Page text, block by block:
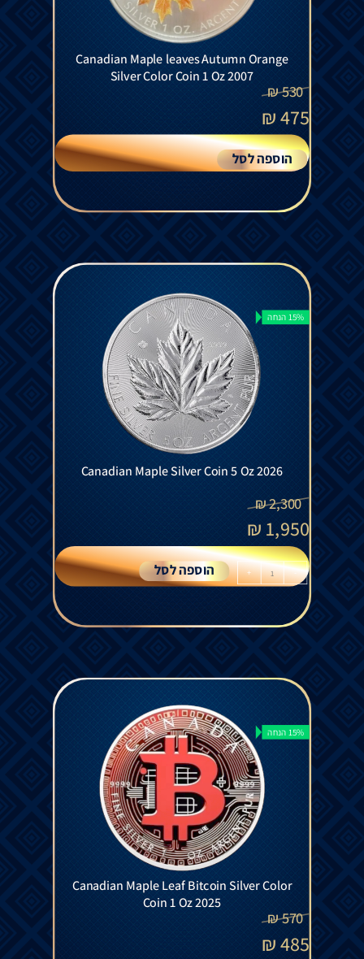
Canadian Maple leaves Autumn Orange
Silver Color Coin 1 Oz 2007
530
₪
475
₪
הוספה לסל
15% הנחה
Canadian Maple Silver Coin 5 Oz 2026
2,300
₪
1,950
₪
-
+ הוספה לסל
15% הנחה
Canadian Maple Leaf Bitcoin Silver Color
Coin 1 Oz 2025
570
₪
485
₪